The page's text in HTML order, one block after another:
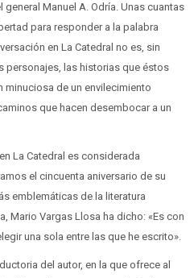
Manuel A. Odría. Unas cuantas
para responder a la palabra
en La Catedral no es, sin
personajes, las historias que éstos
de un envilecimiento
que hacen desembocar a un
La Catedral es considerada
el cincuenta aniversario de su
emblemáticas de la literatura
Mario Vargas Llosa ha dicho: «Es con
una sola entre las que he escrito».
del autor, en la que ofrece al